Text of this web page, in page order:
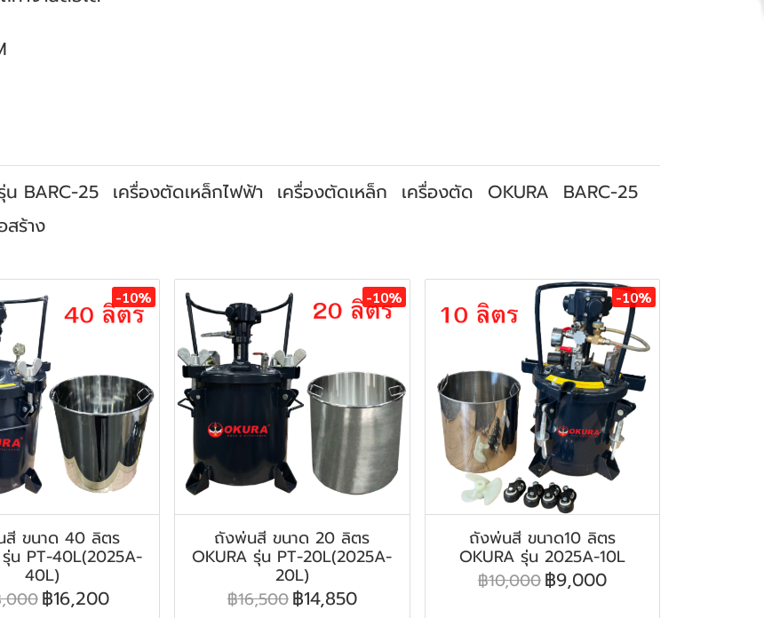
น BARC-25 เครื่องตัดเหล็กไฟฟ้า เครื่องตัดเหล็ก เครื่องตัด OKURA BARC-25
สร้าง
-10%
ขนาด 40 ลิตร
น PT-40L(2025A-
40L)
฿16,200
-10%
ถังพ่นสี ขนาด 20 ลิตร
OKURA รุ่น PT-20L(2025A-
20L)
฿16,500฿14,850
-10%
ถังพ่นสี ขนาด10 ลิตร
OKURA รุ่น 2025A-10L
฿10,000฿9,000